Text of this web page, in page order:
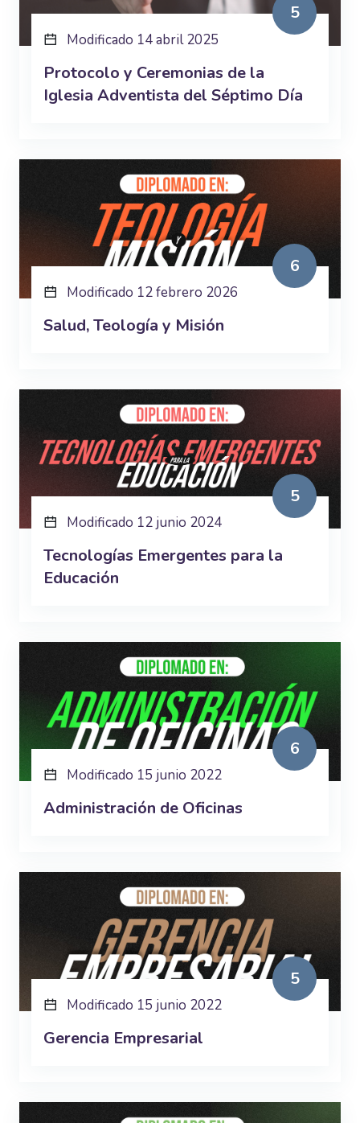
Modificado 14 abril 2025
Protocolo y Ceremonias de la
Iglesia Adventista del Séptimo Día
5
Modificado 12 febrero 2026
Salud, Teología y Misión
6
Modificado 12 junio 2024
Tecnologías Emergentes para la
Educación
5
Modificado 15 junio 2022
Administración de Oficinas
6
Modificado 15 junio 2022
Gerencia Empresarial
5